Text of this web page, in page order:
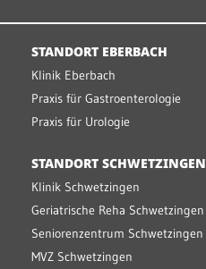
STANDORT EBERBACH
Klinik Eberbach
Praxis für Gastroenterologie
Praxis für Urologie
STANDORT SCHWETZINGEN
Klinik Schwetzingen
Geriatrische Reha Schwetzingen
Seniorenzentrum Schwetzingen
MVZ Schwetzingen